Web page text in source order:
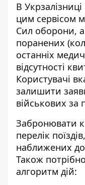
В
цим сервісом
Сил оборони,
поранених
останніх
відсутності
Користувачі
залишити
військових за
Забронювати
перелік
наближених
Також
алгоритм дій: